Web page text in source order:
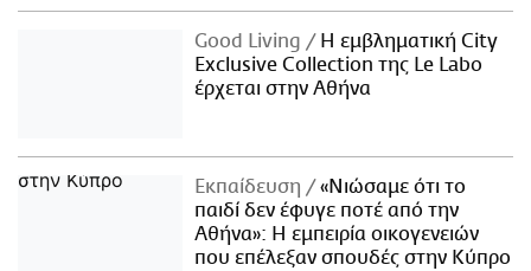
Good Living
Η εμβληματική City
Exclusive Collection της Le Labo
έρχεται στην Αθήνα
Εκπαίδευση
«Νιώσαμε ότι το
παιδί δεν έφυγε ποτέ από την
Αθήνα»: Η εμπειρία οικογενειών
που επέλεξαν σπουδές στην Κύπρο